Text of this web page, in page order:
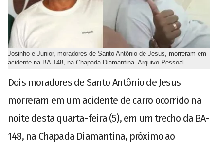
Josinho e Junior, moradores de Santo Antônio de Jesus, morreram em
acidente na BA-148, na Chapada Diamantina. Arquivo Pessoal
Dois moradores de Santo Antônio de Jesus
morreram em um acidente de carro ocorrido na
noite desta quarta-feira (5), em um trecho da BA-
148, na Chapada Diamantina, próximo ao